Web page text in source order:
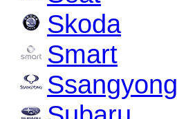
Skoda
Smart
Ssangyong